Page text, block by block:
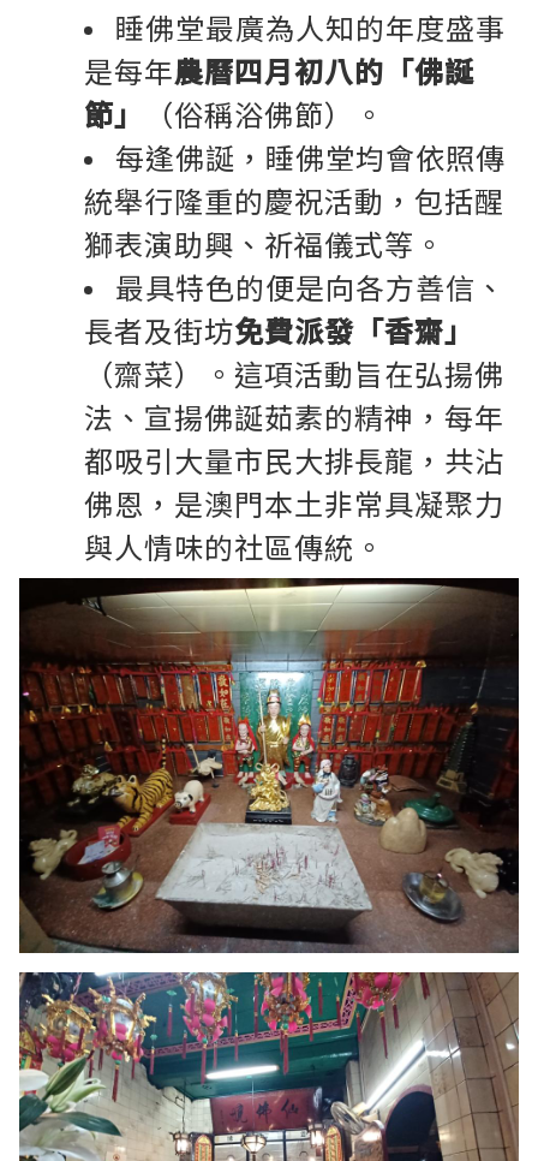
睡佛堂最廣為人知的年度盛事
是每年農曆四月初八的「佛誕
節」
（俗稱浴佛節）。
每逢佛誕，睡佛堂均會依照傳
統舉行隆重的慶祝活動，包括醒
獅表演助興、祈福儀式等。
最具特色的便是向各方善信、
長者及街坊免費派發「香齋」
（齋菜）。這項活動旨在弘揚佛
法、宣揚佛誕茹素的精神，每年
都吸引大量市民大排長龍，共沾
佛恩，是澳門本土非常具凝聚力
與人情味的社區傳統。